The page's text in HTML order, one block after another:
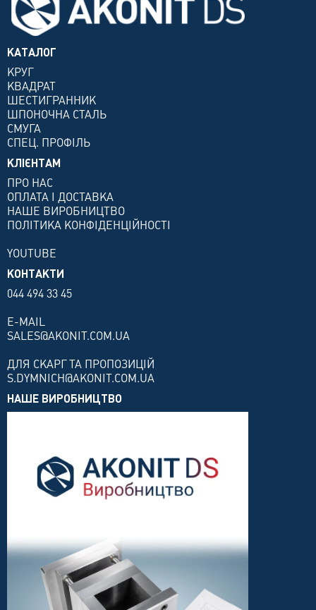
КАТАЛОГ
КРУГ
КВАДРАТ
ШЕСТИГРАННИК
ШПОНОЧНА СТАЛЬ
СМУГА
СПЕЦ. ПРОФІЛЬ
КЛІЄНТАМ
ПРО НАС
ОПЛАТА І ДОСТАВКА
НАШЕ ВИРОБНИЦТВО
ПОЛІТИКА КОНФІДЕНЦІЙНОСТІ
YOUTUBE
КОНТАКТИ
044 494 33 45
E-MAIL
SALES@AKONIT.COM.UA
ДЛЯ СКАРГ ТА ПРОПОЗИЦІЙ
S.DYMNICH@AKONIT.COM.UA
НАШЕ ВИРОБНИЦТВО